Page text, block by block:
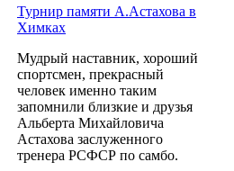
Турнир памяти А.Астахова в
Химках
Мудрый наставник, хороший
спортсмен, прекрасный
человек именно таким
запомнили близкие и друзья
Альберта Михайловича
Астахова заслуженного
тренера РСФСР по самбо.